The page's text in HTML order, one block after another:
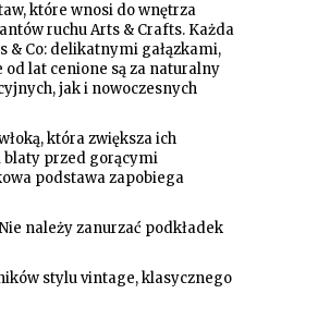
które wnosi do wnętrza
ruchu Arts & Crafts. Każda
Co: delikatnymi gałązkami,
lat cenione są za naturalny
jak i nowoczesnych
która zwiększa ich
blaty przed gorącymi
podstawa zapobiega
należy zanurzać podkładek
stylu vintage, klasycznego